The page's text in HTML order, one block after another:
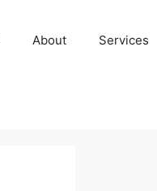
About Services